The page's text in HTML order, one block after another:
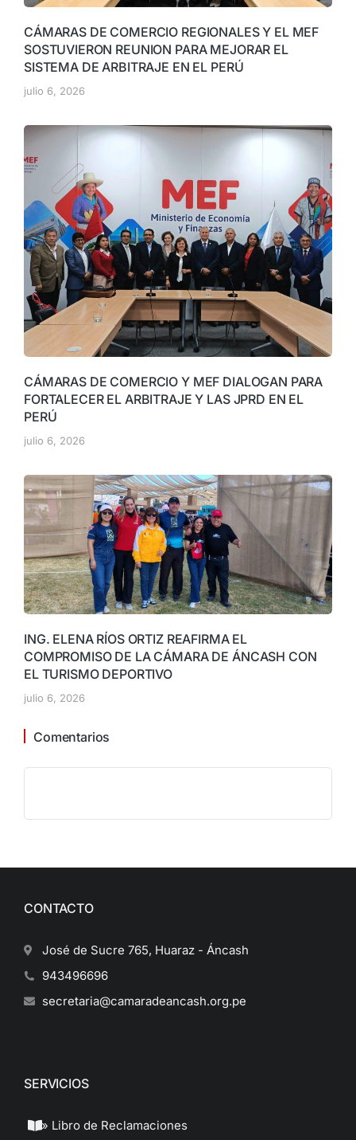
CÁMARAS DE COMERCIO REGIONALES Y EL MEF
SOSTUVIERON REUNION PARA MEJORAR EL
SISTEMA DE ARBITRAJE EN EL PERÚ
julio 6, 2026
CÁMARAS DE COMERCIO Y MEF DIALOGAN PARA
FORTALECER EL ARBITRAJE Y LAS JPRD EN EL
PERÚ
julio 6, 2026
ING. ELENA RÍOS ORTIZ REAFIRMA EL
COMPROMISO DE LA CÁMARA DE ÁNCASH CON
EL TURISMO DEPORTIVO
julio 6, 2026
Comentarios
CONTACTO
José de Sucre 765, Huaraz - Áncash
943496696
secretaria@camaradeancash.org.pe
SERVICIOS
» Libro de Reclamaciones